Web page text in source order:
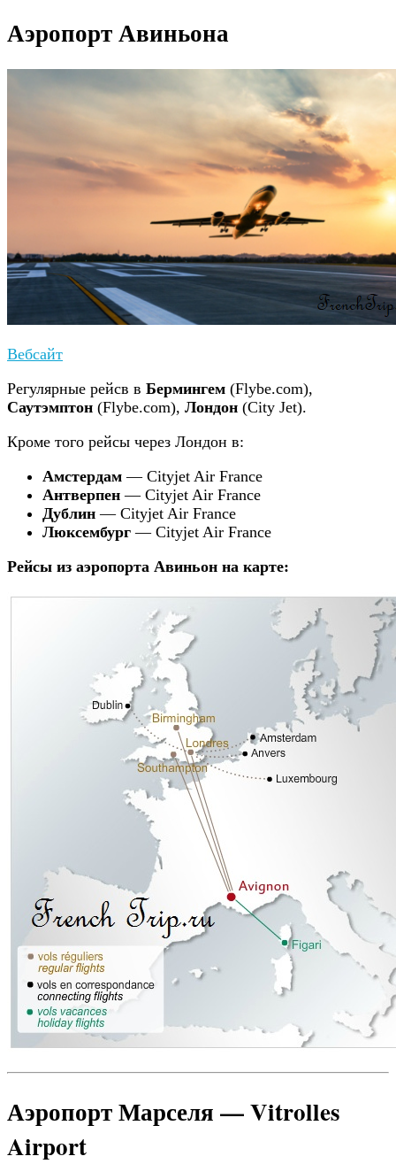
Аэропорт Авиньона
Вебсайт
Регулярные рейсв в Бермингем (Flybe.com),
Саутэмптон (Flybe.com), Лондон (City Jet).
Кроме того рейсы через Лондон в:
Амстердам — Cityjet Air France
Антверпен — Cityjet Air France
Дублин — Cityjet Air France
Люксембург — Cityjet Air France
Рейсы из аэропорта Авиньон на карте:
Аэропорт Марселя — Vitrolles
Airport